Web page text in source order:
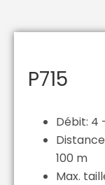
P715
Débit: 4
100 m
Max.